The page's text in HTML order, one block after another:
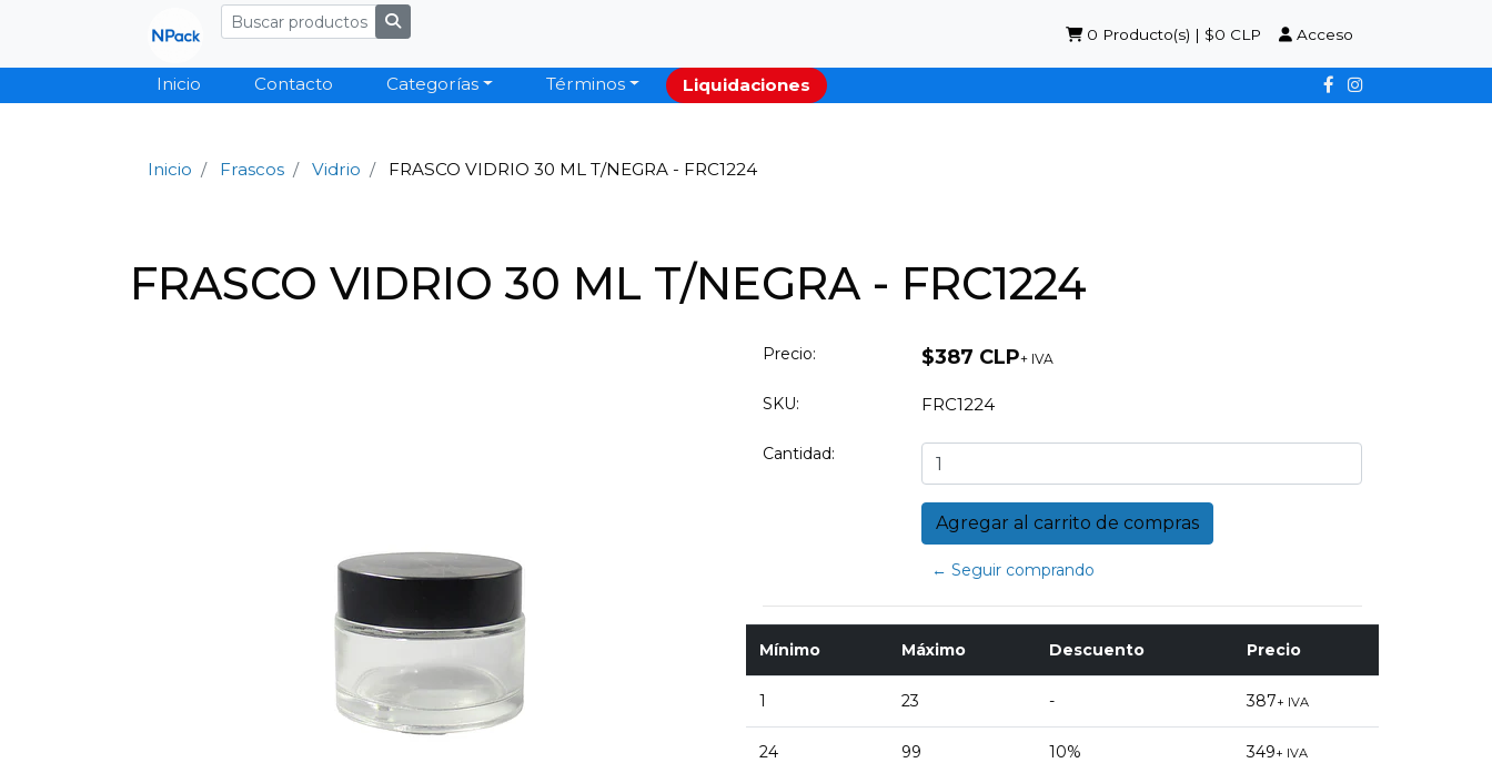
0 Producto(s) | $0 CLP Acceso
Inicio Contacto Categorías Términos Liquidaciones
Inicio Frascos Vidrio FRASCO VIDRIO 30 ML T/NEGRA - FRC1224
FRASCO VIDRIO 30 ML T/NEGRA - FRC1224
Precio: $387 CLP+ IVA
SKU: FRC1224
Cantidad:
← Seguir comprando
Mínimo Máximo Descuento Precio
1 23 - 387+ IVA
24 99 10% 349+ IVA